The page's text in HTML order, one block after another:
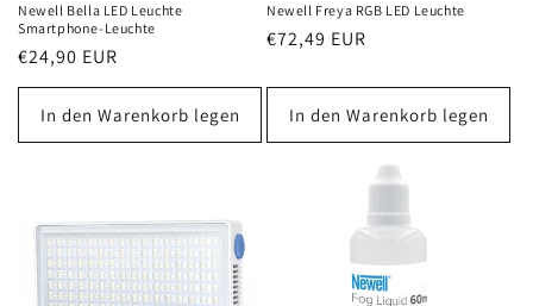
Newell Bella LED Leuchte
Smartphone-Leuchte
Normaler
Preis
€24,90 EUR
In den Warenkorb legen
Newell Freya RGB LED Leuchte
Normaler
€72,49 EUR
In den Warenkorb legen